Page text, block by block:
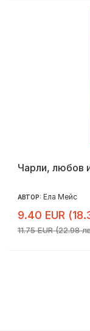
Чарли, любов
АВТОР: Ела Мейс
9.40 EUR
11.75 EUR (22.98